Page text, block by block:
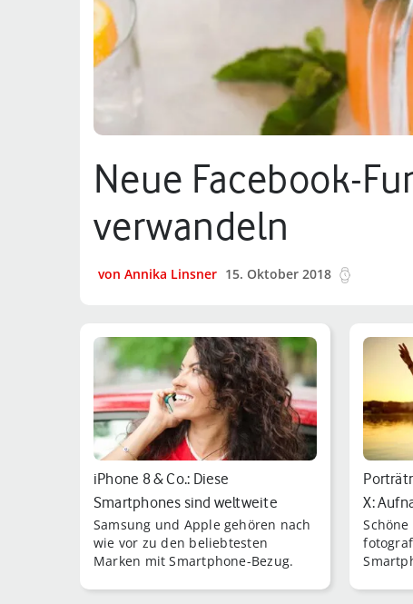
Neue Facebook-
verwandeln
von Annika Linsner 15. Oktober 2018
iPhone 8 & Co.: Diese
Smartphones sind weltweite
Verkaufsschlager
Samsung und Apple gehören nach
wie vor zu den beliebtesten
Marken mit Smartphone-Bezug.
X: